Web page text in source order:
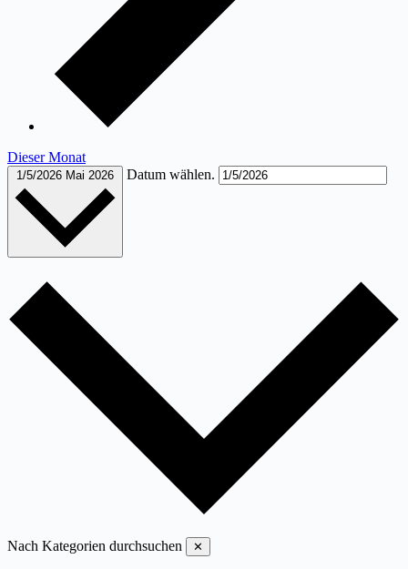
Dieser Monat
1/5/2026 Mai 2026 Datum wählen.
Nach Kategorien durchsuchen ✕